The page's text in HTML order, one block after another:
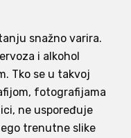
snažno varira.
i alkohol
Tko se u takvoj
fotografijama
ne uspoređuje
trenutne slike